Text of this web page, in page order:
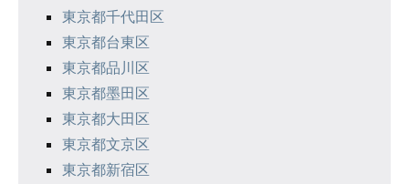
東京都千代田区
東京都台東区
東京都品川区
東京都墨田区
東京都大田区
東京都文京区
東京都新宿区